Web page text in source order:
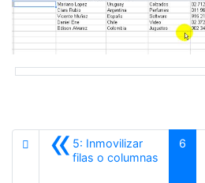
«5: Inmovilizar
filas o columnas
6